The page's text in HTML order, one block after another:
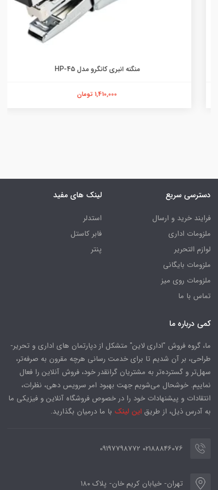
منگنه انبری کانگرو مدل HP-45
1,410,000 تومان
دسترسی سریع
فرایند خرید و ارسال
ملزومات اداری
لوازم التحریر
ملزومات بایگانی
ملزومات روی میز
تماس با ما
لینک های مفید
استدلر
فابر کاستل
پنتر
کمی درباره ما
ما، گروه فروش "اداری لاین" متشکل از دپارتمان های اداری و تحریر-
طراحی، بر آن شدیم تا برای خدمت رسانی هرچه مقرون به صرفه‌تر،
سهل‌تر و گسترده‌تر به مشتریان گرانقدر خود، فروش آنلاین را فعال
نماییم. خوشحال می‌شویم جهت بهبود امر سرویس دهی، نظرات،
انتقادات و پیشنهادات خود را در خصوص فروشگاه آنلاین و فیزیکی ما
به آدرس ذیل، از طریق این لینک با ما درمیان بگذارید.
02188846076 09197798772
تهران- خیابان کریم خان- پلاک ۱۸۰